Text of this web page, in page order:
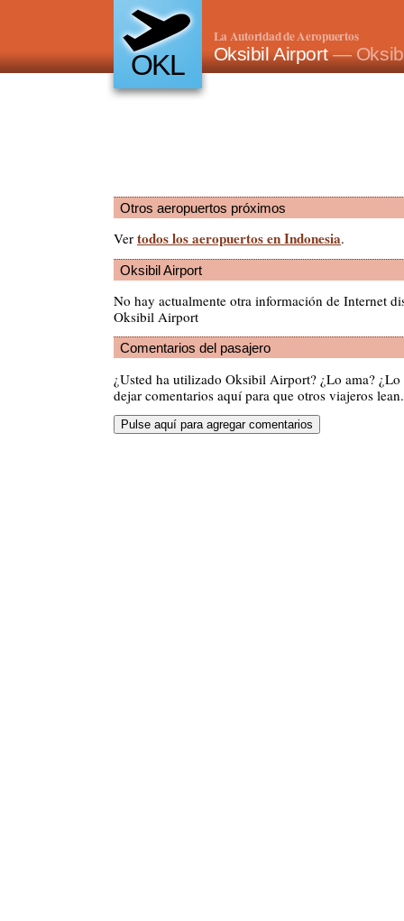
OKL
La Autoridad de Aeropuertos
Oksibil Airport—
Otros aeropuertos próximos
Ver todos los aeropuertos en Indonesia.
Oksibil Airport
No hay actualmente otra información de Internet
Oksibil Airport
Comentarios del pasajero
¿Usted ha utilizado Oksibil Airport? ¿Lo ama? ¿Lo
dejar comentarios aquí para que otros viajeros lean.